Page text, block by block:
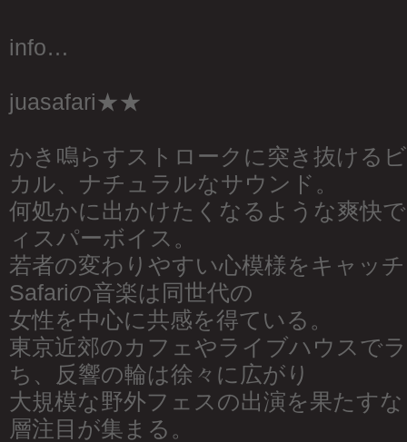
info…
juasafari★★
かき鳴らすストロークに突き抜ける
カル、ナチュラルなサウンド。
何処かに出かけたくなるような爽快
ィスパーボイス。
若者の変わりやすい心模様をキャッ
Safariの音楽は同世代の
女性を中心に共感を得ている。
東京近郊のカフェやライブハウスで
ち、反響の輪は徐々に広がり
大規模な野外フェスの出演を果たす
層注目が集まる。